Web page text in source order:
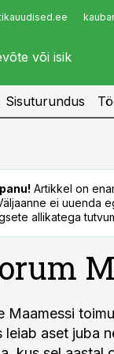
Infopank
Sisuturundus
Artikkel on
ei uuenda
allikatega
Maamessi
leiab aset juba